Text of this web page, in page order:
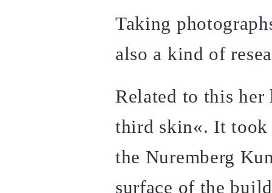
Taking
also a kind of
Related to this
third skin«. It took
the Nuremberg
surface of the